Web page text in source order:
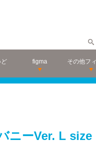
figma その他フ
ニーVer. L size